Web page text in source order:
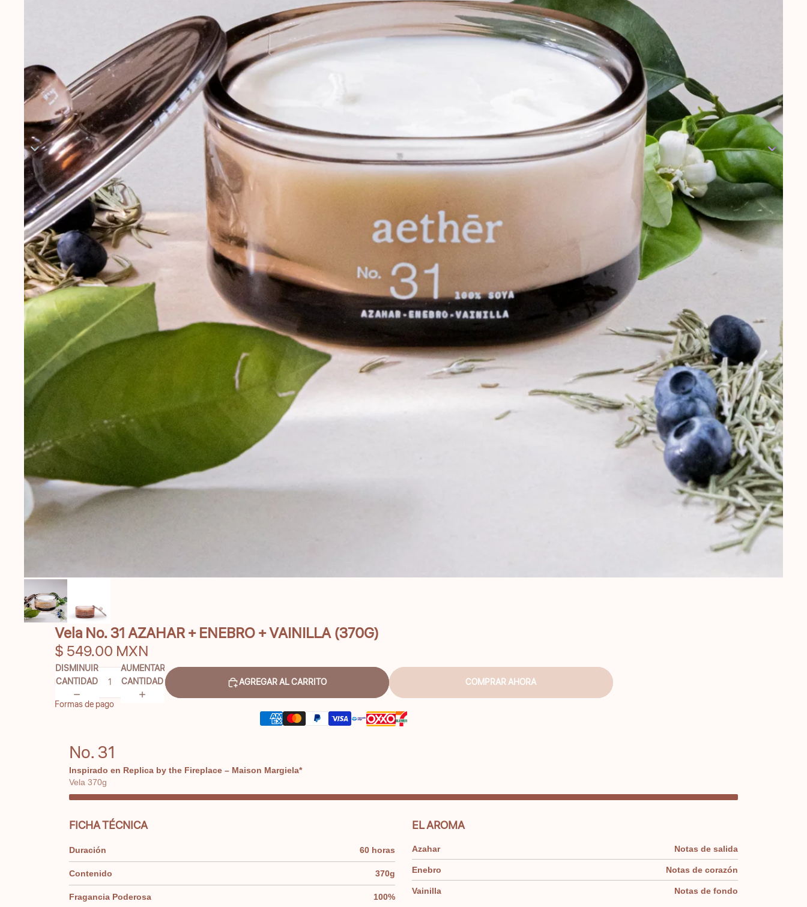
Vela No. 31 AZAHAR + ENEBRO + VAINILLA (370G)
$ 549.00 MXN
DISMINUIR
CANTIDAD
AUMENTAR
CANTIDAD
AGREGAR AL CARRITO
COMPRAR AHORA
Formas de pago
No. 31
Inspirado en Replica by the Fireplace – Maison Margiela*
Vela 370g
FICHA TÉCNICA
Duración 60 horas
Contenido 370g
Fragancia Poderosa 100%
EL AROMA
Azahar Notas de salida
Enebro Notas de corazón
Vainilla Notas de fondo